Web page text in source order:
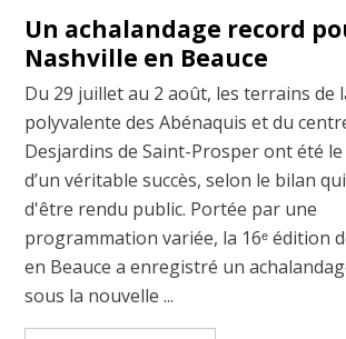
Un achalandage record
Nashville en Beauce
Du 29 juillet au 2 août, les terrains de
polyvalente des Abénaquis et du
Desjardins de Saint-Prosper ont été
d’un véritable succès, selon le bilan
d'être rendu public. Portée par une
programmation variée, la 16ᵉ édition
en Beauce a enregistré un
sous la nouvelle ...